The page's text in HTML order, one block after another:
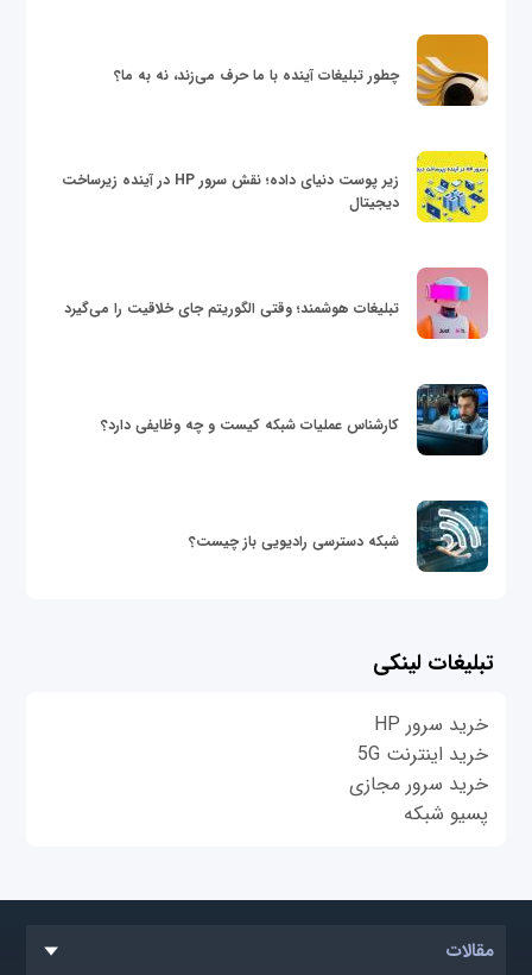
چطور تبلیغات آینده با ما حرف می‌زند، نه به ما؟
زیر پوست دنیای داده؛ نقش سرور HP در آینده زیرساخت
دیجیتال
تبلیغات هوشمند؛ وقتی الگوریتم جای خلاقیت را می‌گیرد
کارشناس عملیات شبکه کیست و چه وظایفی دارد؟
شبکه دسترسی رادیویی باز چیست؟
تبلیغات لینکی
خرید سرور HP
خرید اینترنت 5G
خرید سرور مجازی
پسیو شبکه
مقالات